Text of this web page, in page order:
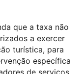
que a taxa não
a exercer
turística, para
específica